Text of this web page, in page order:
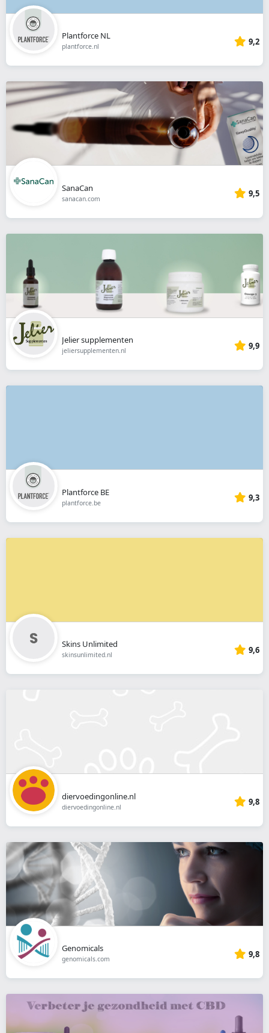
Plantforce NL
plantforce.nl 9,2
SanaCan
sanacan.com 9,5
Jelier supplementen
jeliersupplementen.nl 9,9
Plantforce BE
plantforce.be 9,3
Skins Unlimited
skinsunlimited.nl 9,6
diervoedingonline.nl
diervoedingonline.nl 9,8
Genomicals
genomicals.com 9,8